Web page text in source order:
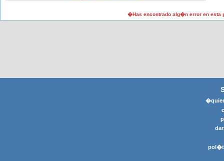
�Has encontrado alg�n error en esta